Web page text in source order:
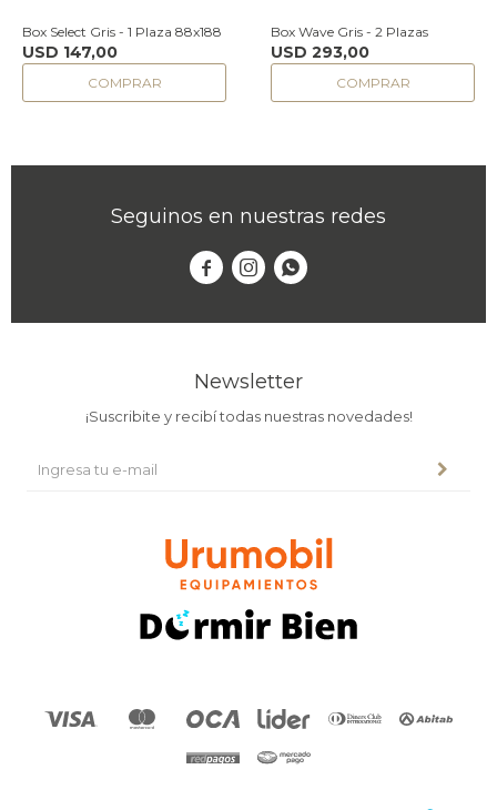
Box Select Gris - 1 Plaza 88x188
USD 147,00
Box Wave Gris - 2 Plazas
USD 293,00
Seguinos en nuestras redes
  
Newsletter
¡Suscribite y recibí todas nuestras novedades!